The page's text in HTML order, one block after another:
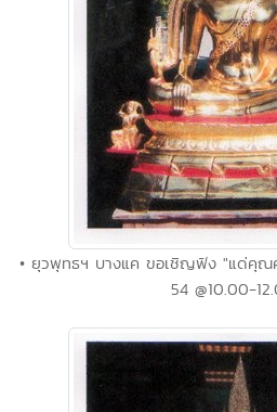
• ยุวพุทธฯ บางแค ขอเชิญฟัง "แด่คุณ
54 @10.00-